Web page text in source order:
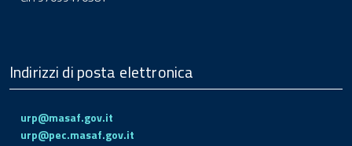
Indirizzi di posta elettronica
urp@masaf.gov.it
urp@pec.masaf.gov.it